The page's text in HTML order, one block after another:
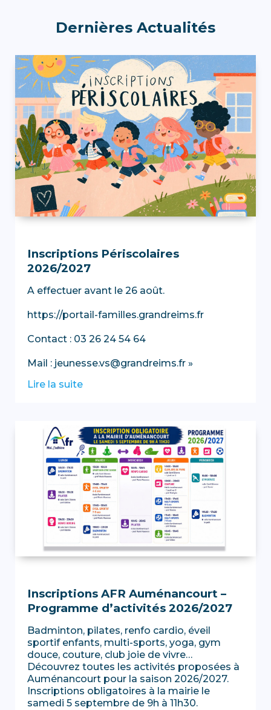
Dernières Actualités
Inscriptions Périscolaires
2026/2027
A effectuer avant le 26 août.
https://portail-familles.grandreims.fr
Contact : 03 26 24 54 64
Mail : jeunesse.vs@grandreims.fr »
Lire la suite
Inscriptions AFR Auménancourt –
Programme d’activités 2026/2027
Badminton, pilates, renfo cardio, éveil
sportif enfants, multi-sports, yoga, gym
douce, couture, club joie de vivre…
Découvrez toutes les activités proposées à
Auménancourt pour la saison 2026/2027.
Inscriptions obligatoires à la mairie le
samedi 5 septembre de 9h à 11h30.